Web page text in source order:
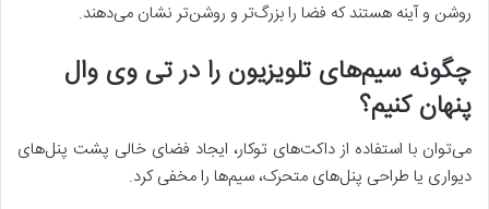
روشن و آینه هستند که فضا را بزرگ‌تر و روشن‌تر نشان می‌دهند.
چگونه سیم‌های تلویزیون را در تی وی وال
پنهان کنیم؟
می‌توان با استفاده از داکت‌های توکار، ایجاد فضای خالی پشت پنل‌های
دیواری یا طراحی پنل‌های متحرک، سیم‌ها را مخفی کرد.